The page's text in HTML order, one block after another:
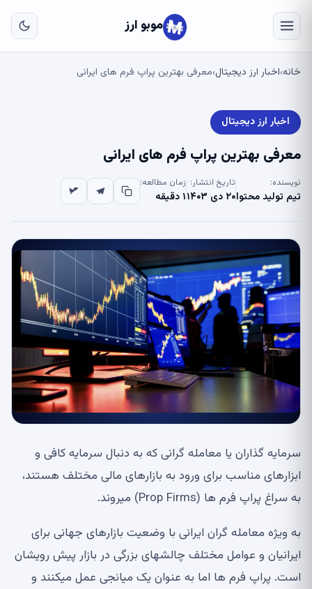
موبو ارز
خانه›اخبار ارز دیجیتال›معرفی بهترین پراپ فرم های ایرانی
اخبار ارز دیجیتال
معرفی بهترین پراپ فرم های ایرانی
نویسنده:
تیم تولید محتوا
تاریخ انتشار:
۲۰ دی ۱۴۰۳
زمان مطالعه:
۱ دقیقه
سرمایه گذاران یا معامله گرانی که به دنبال سرمایه کافی و
ابزارهای مناسب برای ورود به بازارهای مالی مختلف هستند،
به سراغ پراپ فرم ها (Prop Firms) میروند.
به ویژه معامله گران ایرانی با وضعیت بازارهای جهانی برای
ایرانیان و عوامل مختلف چالشهای بزرگی در بازار پیش رویشان
است. پراپ فرم ها اما به عنوان یک میانجی عمل میکنند و